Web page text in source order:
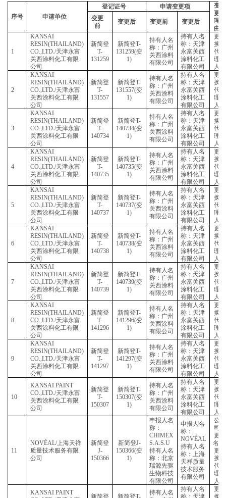
申请单位
登记证号
申请变更项
变更
变更后 变更前 变
KANSAI
RESIN(THAILAND)
CO.,LTD./天津永富
关西涂料化工有限
公司
T-
131259
新简登T-
131259( 变
1)
持有人名
称：广州
关西涂料
有限公司
持有
称：
永富
涂料
有限
2
KANSAI
RESIN(THAILAND)
CO.,LTD./天津永富
关西涂料化工有限
公司
新简登
T-
131557
新简登T-
131557(变
1)
持有人名
称：广州
关西涂料
有限公司
持有
称：
永富
涂料
有限
KANSAI
RESIN(THAILAND)
CO.,LTD./天津永富
关西涂料化工有限
公司
新简登 新简登 T-
140734(变
1)
持有人名
称：广州
关西涂料
有限公司
持有
称：
永富
涂料
有限
KANSAI
RESIN(THAILAND)
CO.,LTD./
天津永富
关西涂料化工有限
公司
新简登
140735
新简登T-
140735(变
1)
持有人名
称：广州
关西涂料
有限公司
持有
称：
永富
涂料
有限
5
KANSAI
RESIN(THAILAND)
CO.,LTD./天津永富
关西涂料化工有限
公司
新简登
T-
140737
新简登T-
140737(变
1)
持有人名
称：广州
关西涂料
有限公司
持有
称：
永富
涂料
有限
KANSAI
RESIN(THAILAND)
CO.,LTD./
关西涂料化工有限
公司
140738
新简登 T-
140738(变
1)
持有人名
称：广州
关西涂料
有限公司
持有
称：
永富
涂料
有限
KANSAI
CO.,LTD./天津永富
关西涂料化工有限
公司
T-
140739
140739(变
1)
持有人名
称：广州
关西涂料
有限公司
持有
称：
永富
涂料
有限
KANSAI
关西涂料化工有限
公司
141296
新简登T-
141296(变
1)
持有人名
称：广州
关西涂料
有限公司
持有
称：
永富
涂料
有限
KANSAI
关西涂料化工有限
公司
141297
新简登T-
141297(变
1)
持有人名
称：广州
关西涂料
有限公司
持有
称：
永富
涂料
有限